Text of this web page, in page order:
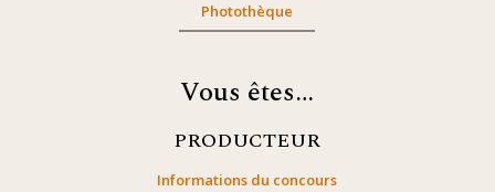
Photothèque
Vous êtes…
PRODUCTEUR
Informations du concours